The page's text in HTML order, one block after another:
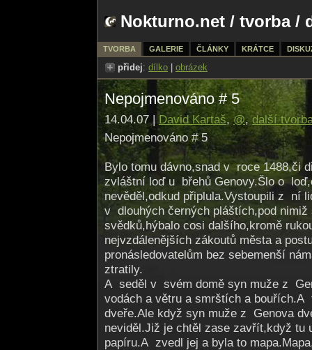
Nokturno.net / tvorba/
TVORBA GALERIE ČLÁNKY KRÁTCE
přidej: dílko obrázek
Nepojmenováno # 5
14.04.07 | David Kartaš,@,další
Nepojmenováno # 5
Bylo tomu dávno,snad v roce 1488,či
zvláštní loď u břehů Genovy.Šlo o
nevěděl,odkud připlula.Vystoupili z ní
v dlouhých černých pláštích,pod nimiž
svědků,hýbalo cosi dalšího,kromě
nejvzdálenějších zákoutů města a
pronásledovatelům bez sebemenší
ztratily.
A seděl v svém domě syn muže z
vodách a větru a smrštích a bouřích.A
dveře.Ale když syn muže z Genova
neviděl.Již je chtěl zase zavřít,když tu
papíru.A zvedl jej a byla to